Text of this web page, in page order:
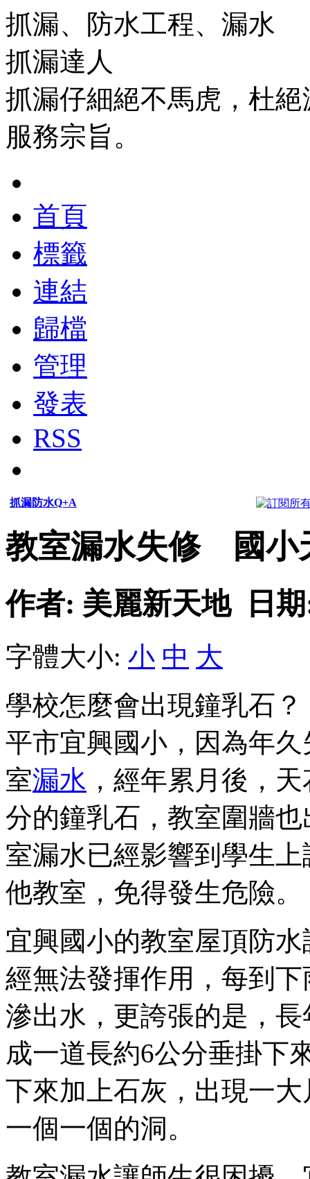
抓漏、防水工程、漏水
抓漏達人
抓漏仔細絕不馬虎，杜
服務宗旨。
首頁
標籤
連結
歸檔
管理
發表
RSS
抓漏防水Q+A
教室漏水失修 國小
作者: 美麗新天地 日期
字體大小: 小 中 大
學校怎麼會出現鐘乳石
平市宜興國小，因為年
室漏水 ，經年累月後，
分的鐘乳石，教室圍牆
室漏水已經影響到學生
他教室，免得發生危險。
宜興國小的教室屋頂防
經無法發揮作用，每到
滲出水，更誇張的是，
成一道長約6公分垂掛下
下來加上石灰，出現一
一個一個的洞。